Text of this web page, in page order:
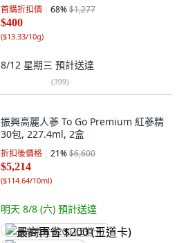
首購折扣價 68%$1,277
$400
($13.33/10g)
8/12 星期三 預計送達
(399)
振興高麗人蔘 To Go Premium 紅蔘精
30包, 227.4ml, 2盒
折扣後價格 21%$6,600
$5,214
($114.64/10ml)
明天 8/8 (六) 預計送達
最高再省 $200 (王道卡)